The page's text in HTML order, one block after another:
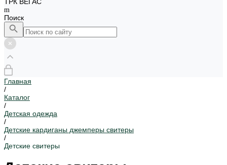
Поиск
Главная
/
Каталог
/
Детская одежда
/
Детские кардиганы джемперы свитеры
/
Детские свитеры